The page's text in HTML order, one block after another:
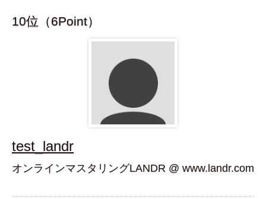
10位（6Point）
test_landr
オンラインマスタリングLANDR @ www.landr.com